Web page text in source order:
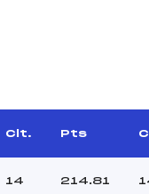
Clt. Pts
14 214.81